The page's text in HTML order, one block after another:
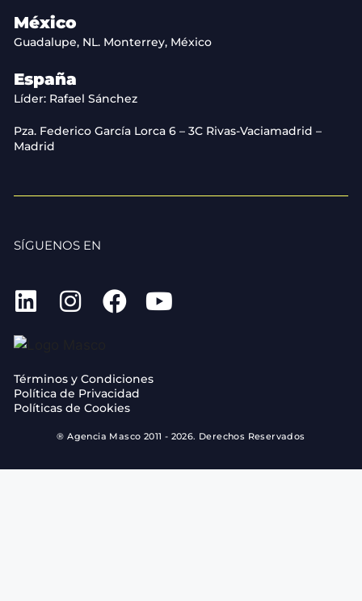
México
Guadalupe, NL. Monterrey, México
España
Líder: Rafael Sánchez
Pza. Federico García Lorca 6 – 3C Rivas-Vaciamadrid –
Madrid
SÍGUENOS EN
Términos y Condiciones
Política de Privacidad
Políticas de Cookies
® Agencia Masco 2011 - 2026. Derechos Reservados